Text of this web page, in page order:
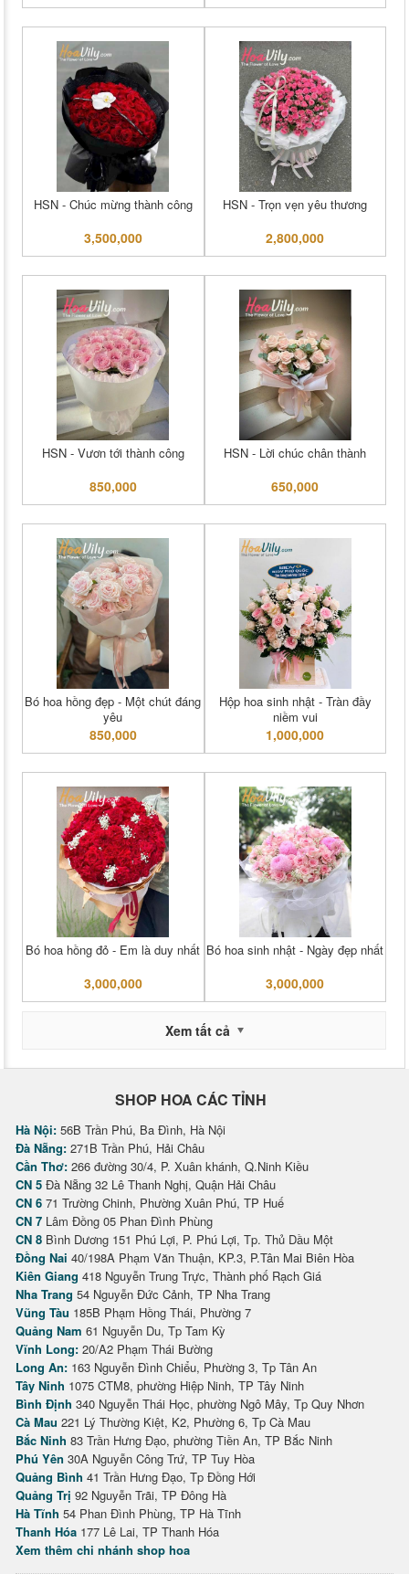
HSN - Chúc mừng thành công
3,500,000
HSN - Trọn vẹn yêu thương
2,800,000
HSN - Vươn tới thành công
850,000
HSN - Lời chúc chân thành
650,000
Bó hoa hồng đẹp - Một chút đáng
yêu
850,000
Hộp hoa sinh nhật - Tràn đầy
niềm vui
1,000,000
Bó hoa hồng đỏ - Em là duy nhất
3,000,000
Bó hoa sinh nhật - Ngày đẹp nhất
3,000,000
Xem tất cả
SHOP HOA CÁC TỈNH
Hà Nội: 56B Trần Phú, Ba Đình, Hà Nội
Đà Nẵng: 271B Trần Phú, Hải Châu
Cần Thơ: 266 đường 30/4, P. Xuân khánh, Q.Ninh Kiều
CN 5 Đà Nẵng 32 Lê Thanh Nghị, Quận Hải Châu
CN 6 71 Trường Chinh, Phường Xuân Phú, TP Huế
CN 7 Lâm Đồng 05 Phan Đình Phùng
CN 8 Bình Dương 151 Phú Lợi, P. Phú Lợi, Tp. Thủ Dầu Một
Đồng Nai 40/198A Phạm Văn Thuận, KP.3, P.Tân Mai Biên Hòa
Kiên Giang 418 Nguyễn Trung Trực, Thành phố Rạch Giá
Nha Trang 54 Nguyễn Đức Cảnh, TP Nha Trang
Vũng Tàu 185B Phạm Hồng Thái, Phường 7
Quảng Nam 61 Nguyễn Du, Tp Tam Kỳ
Vĩnh Long: 20/A2 Phạm Thái Bường
Long An: 163 Nguyễn Đình Chiểu, Phường 3, Tp Tân An
Tây Ninh 1075 CTM8, phường Hiệp Ninh, TP Tây Ninh
Bình Định 340 Nguyễn Thái Học, phường Ngô Mây, Tp Quy Nhơn
Cà Mau 221 Lý Thường Kiệt, K2, Phường 6, Tp Cà Mau
Bắc Ninh 83 Trần Hưng Đạo, phường Tiền An, TP Bắc Ninh
Phú Yên 30A Nguyễn Công Trứ, TP Tuy Hòa
Quảng Bình 41 Trần Hưng Đạo, Tp Đồng Hới
Quảng Trị 92 Nguyễn Trãi, TP Đông Hà
Hà Tĩnh 54 Phan Đình Phùng, TP Hà Tĩnh
Thanh Hóa 177 Lê Lai, TP Thanh Hóa
Xem thêm chi nhánh shop hoa